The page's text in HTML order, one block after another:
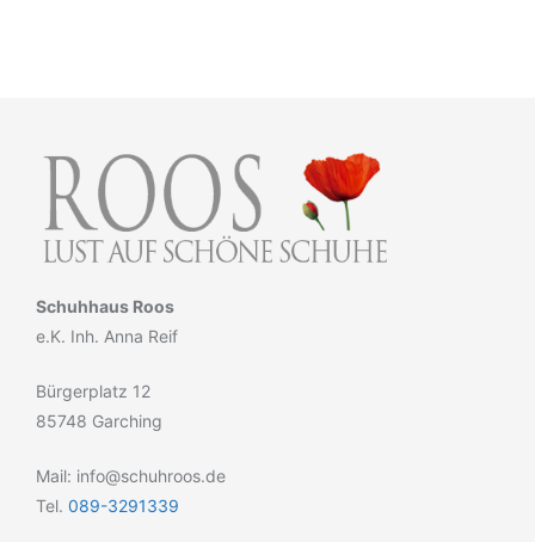
Schuhhaus Roos
e.K. Inh. Anna Reif
Bürgerplatz 12
85748 Garching
Mail: info@schuhroos.de
Tel. 089-3291339